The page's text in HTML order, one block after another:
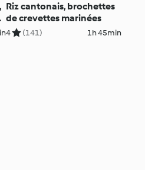
Riz cantonais, brochettes
de crevettes marinées
4 (141) 1h 45min